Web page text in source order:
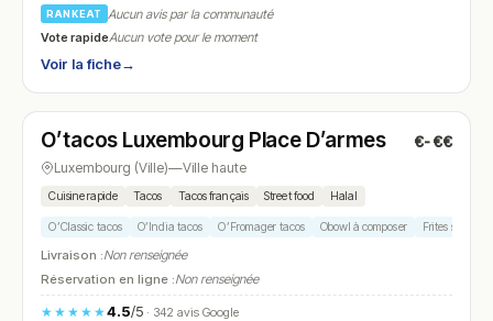
RANKEAT
Aucun avis par la communauté
Vote rapideAucun vote pour le moment
Voir la fiche→
N° 13
O’tacos Luxembourg Place D’armes €-€€
Luxembourg (Ville)—Ville haute
Cuisine rapide Tacos Tacos français Street food Halal
O’Classic tacos O’India tacos O’Fromager tacos Obowl à composer Frites sauce
Livraison :Non renseignée
Réservation en ligne :Non renseignée
★★★★★4.5/5· 342 avis Google